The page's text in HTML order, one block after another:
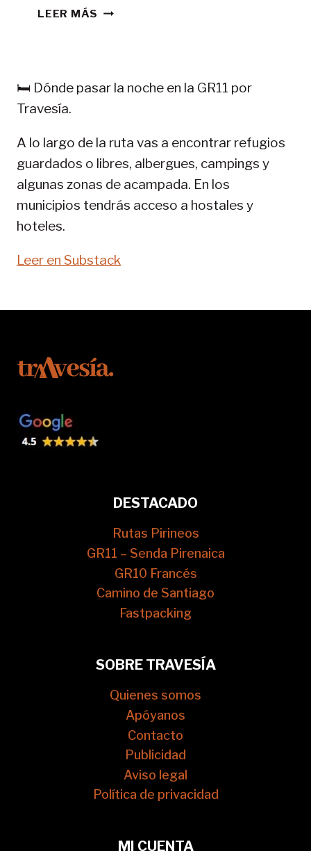
LEER MÁS CONSEJOS
11-
🛏️ Dónde pasar la noche en la GR11 por
Travesía.
A lo largo de la ruta vas a encontrar refugios
guardados o libres, albergues, campings y
algunas zonas de acampada. En los
municipios tendrás acceso a hostales y
hoteles.
Leer en Substack
DESTACADO
Rutas Pirineos
GR11 – Senda Pirenaica
GR10 Francés
Camino de Santiago
Fastpacking
SOBRE TRAVESÍA
Quienes somos
Apóyanos
Contacto
Publicidad
Aviso legal
Política de privacidad
MI CUENTA